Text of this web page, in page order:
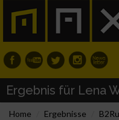
Ergebnis für Lena
Home Ergebnisse